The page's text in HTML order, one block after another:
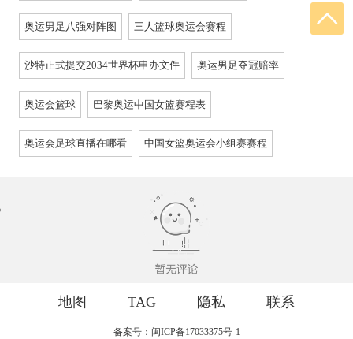
奥运男足八强对阵图 三人篮球奥运会赛程
沙特正式提交2034世界杯申办文件 奥运男足夺冠赔率
奥运会篮球 巴黎奥运中国女篮赛程表
奥运会足球直播在哪看 中国女篮奥运会小组赛赛程
地图 TAG 隐私 联系
备案号：闽ICP备17033375号-1